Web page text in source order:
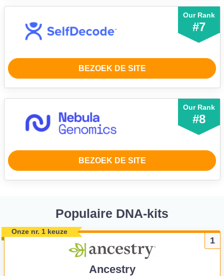
Our Rank
#7
BEZOEK DE SITE
Our Rank
#8
BEZOEK DE SITE
Populaire DNA-kits
Onze nr. 1 keuze
1
Ancestry